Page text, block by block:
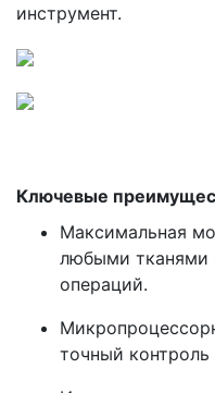
инструмент.
Ключевые
Максимальная
любыми тканями
операций.
точный